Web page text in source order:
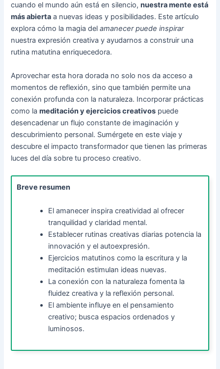
cuando el mundo aún está en silencio,nuestra mente está
más abierta a nuevas ideas y posibilidades. Este artículo
explora cómo la magia delamanecer puede inspirar
nuestra expresión creativa y ayudarnos a construir una
rutina matutina enriquecedora.
Aprovechar esta hora dorada no solo nos da acceso a
momentos de reflexión, sino que también permite una
conexión profunda con la naturaleza. Incorporar prácticas
como lameditación y ejercicios creativos puede
desencadenar un flujo constante de imaginación y
descubrimiento personal. Sumérgete en este viaje y
descubre el impacto transformador que tienen las primeras
luces del día sobre tu proceso creativo.
Breve resumen
El amanecer inspira creatividad al ofrecer
tranquilidad y claridad mental.
Establecer rutinas creativas diarias potencia la
innovación y el autoexpresión.
Ejercicios matutinos como la escritura y la
meditación estimulan ideas nuevas.
La conexión con la naturaleza fomenta la
fluidez creativa y la reflexión personal.
El ambiente influye en el pensamiento
creativo; busca espacios ordenados y
luminosos.